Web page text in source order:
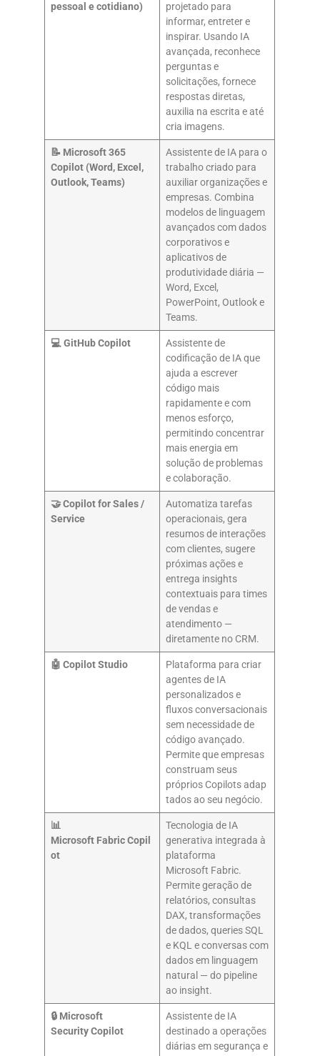
pessoal e cotidiano)
projetado para
informar, entreter e
inspirar. Usando IA
avançada, reconhece
perguntas e
solicitações, fornece
respostas diretas,
auxilia na escrita e até
cria imagens.
📝 Microsoft 365
Copilot (Word, Excel,
Outlook, Teams)
Assistente de IA para o
trabalho criado para
auxiliar organizações e
empresas. Combina
modelos de linguagem
avançados com dados
corporativos e
aplicativos de
produtividade diária —
Word, Excel,
PowerPoint, Outlook e
Teams.
💻 GitHub Copilot
Assistente de
codificação de IA que
ajuda a escrever
código mais
rapidamente e com
menos esforço,
permitindo concentrar
mais energia em
solução de problemas
e colaboração.
🤝Copilot for Sales /
Service
Automatiza tarefas
operacionais, gera
resumos de interações
com clientes, sugere
próximas ações e
entrega insights
contextuais para times
de vendas e
atendimento —
diretamente no CRM.
🤖 Copilot Studio
Plataforma para criar
agentes de IA
personalizados e
fluxos conversacionais
sem necessidade de
código avançado.
Permite que empresas
construam seus
próprios Copilots adap
tados ao seu negócio.
📊
Microsoft Fabric Copil
ot
Tecnologia de IA
generativa integrada à
plataforma
Microsoft Fabric.
Permite geração de
relatórios, consultas
DAX, transformações
de dados, queries SQL
e KQL e conversas com
dados em linguagem
natural — do pipeline
ao insight.
🔒 Microsoft
Security Copilot
Assistente de IA
destinado a operações
diárias em segurança e